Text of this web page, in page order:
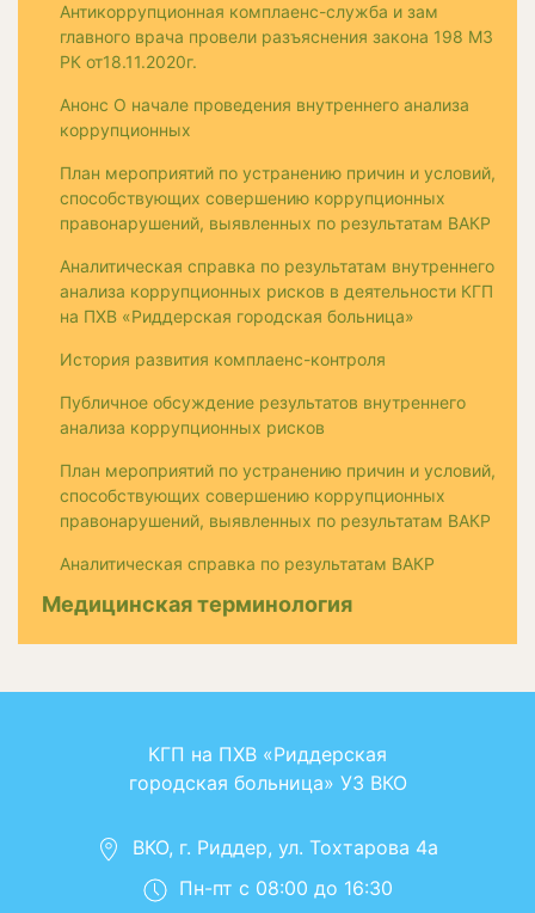
Антикоррупционная комплаенс-служба и зам
главного врача провели разъяснения закона 198 МЗ
РК от18.11.2020г.
Анонс О начале проведения внутреннего анализа
коррупционных
План мероприятий по устранению причин и условий,
способствующих совершению коррупционных
правонарушений, выявленных по результатам ВАКР
Аналитическая справка по результатам внутреннего
анализа коррупционных рисков в деятельности КГП
на ПХВ «Риддерская городская больница»
История развития комплаенс-контроля
Публичное обсуждение результатов внутреннего
анализа коррупционных рисков
План мероприятий по устранению причин и условий,
способствующих совершению коррупционных
правонарушений, выявленных по результатам ВАКР
Аналитическая справка по результатам ВАКР
Медицинская терминология
КГП на ПХВ «Риддерская
городская больница» УЗ ВКО
ВКО, г. Риддер, ул. Тохтарова 4а
Пн-пт с 08:00 до 16:30